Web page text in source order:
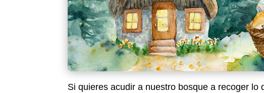
Si quieres acudir a nuestro bosque a recoger